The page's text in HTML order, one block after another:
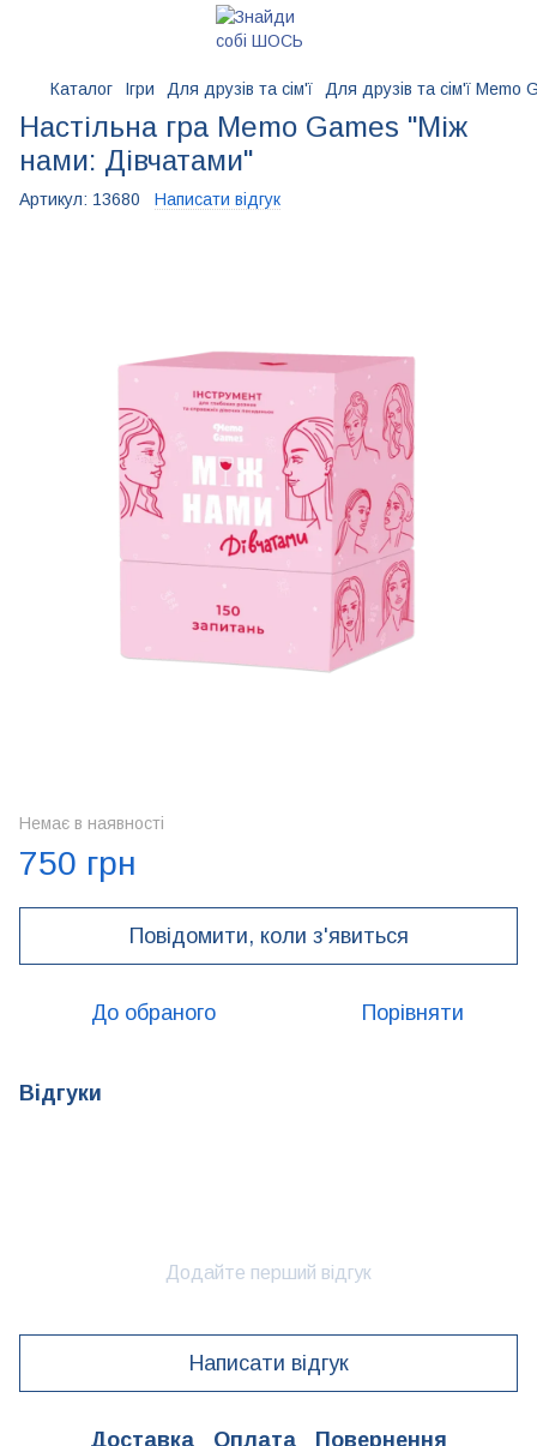
Каталог Ігри Для друзів та сім'ї Для друзів та сім'ї Memo
Настільна гра Memo Games "Між
нами: Дівчатами"
Артикул: 13680 Написати відгук
Немає в наявності
750 грн
Повідомити, коли з'явиться
До обраного Порівняти
Відгуки
Додайте перший відгук
Написати відгук
Доставка Оплата Повернення